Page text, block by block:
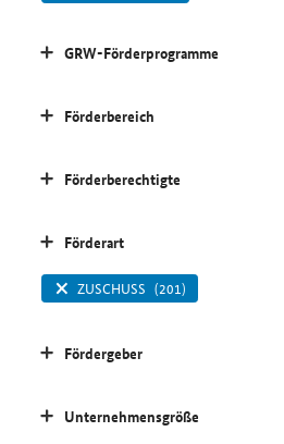
GRW-Förderprogramme
Förderbereich
Förderberechtigte
Förderart
ZUSCHUSS (201)
Fördergeber
Unternehmensgröße